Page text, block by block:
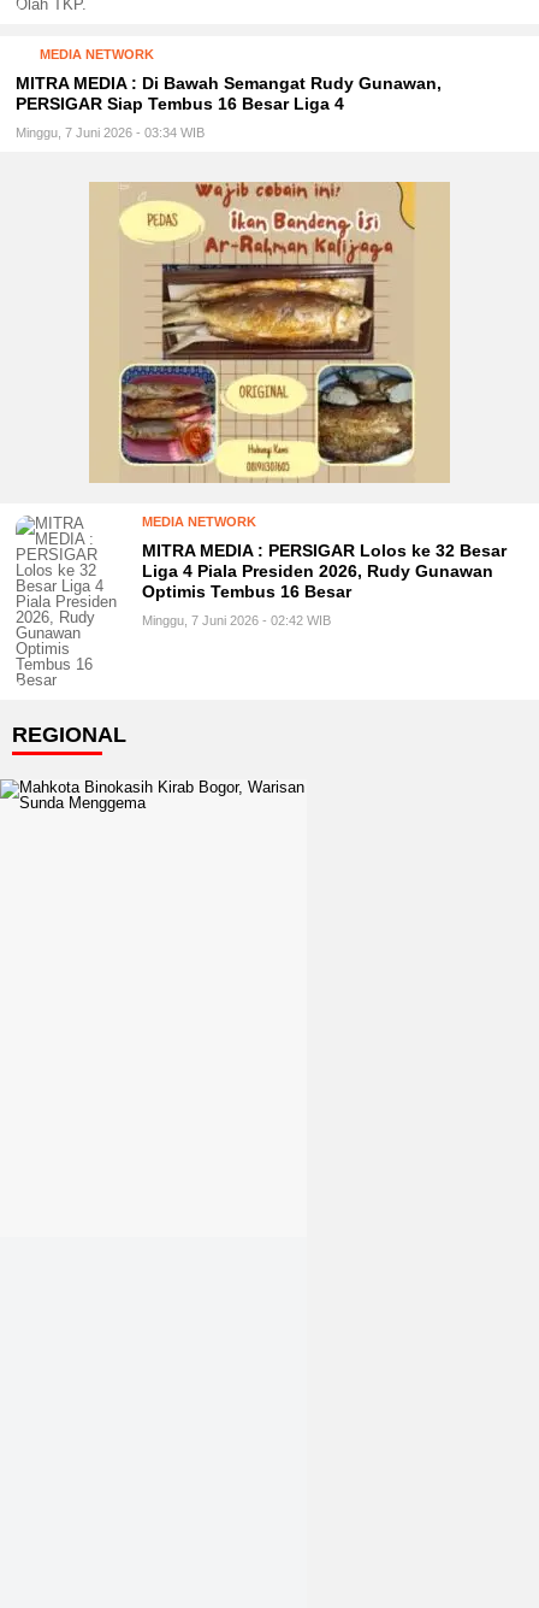
MEDIA NETWORK
MITRA MEDIA : Di Bawah Semangat Rudy Gunawan,
PERSIGAR Siap Tembus 16 Besar Liga 4
Minggu, 7 Juni 2026 - 03:34 WIB
MEDIA NETWORK
MITRA MEDIA : PERSIGAR Lolos ke 32 Besar
Liga 4 Piala Presiden 2026, Rudy Gunawan
Optimis Tembus 16 Besar
Minggu, 7 Juni 2026 - 02:42 WIB
REGIONAL